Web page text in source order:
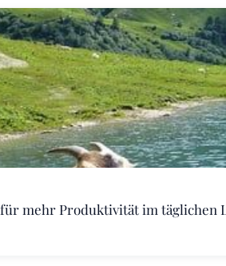
mehr Produktivität im täglichen